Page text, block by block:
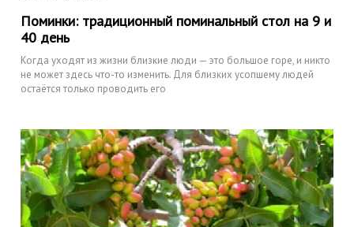
Поминки: традиционный поминальный стол на 9 и
40 день
Когда уходят из жизни близкие люди — это большое горе, и никто
не может здесь что-то изменить. Для близких усопшему людей
остаётся только проводить его